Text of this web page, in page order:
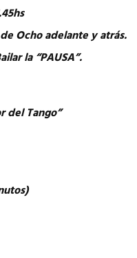
Ocho adelante y atrás.
la “PAUSA”.
del Tango”